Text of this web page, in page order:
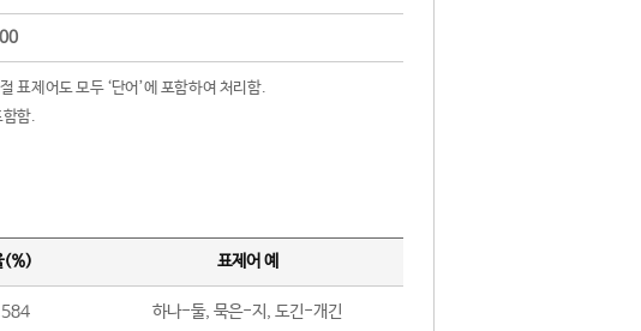
표제어도 모두 ‘단어’에 포함하여 처리함.
함함.
(%) 표제어 예
하나-둘, 묵은-지, 도긴-개긴